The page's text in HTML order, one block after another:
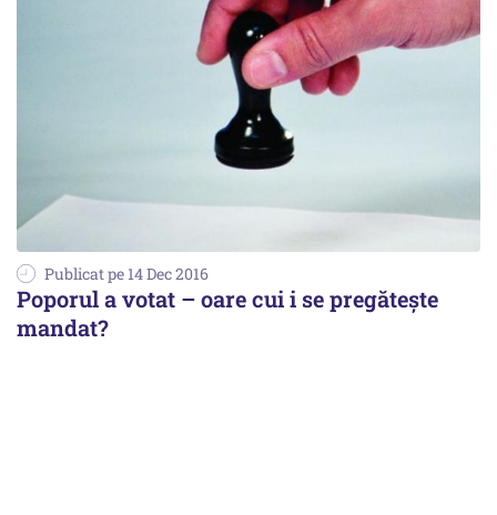
Publicat pe 14 Dec 2016
Poporul a votat – oare cui i se pregătește
mandat?